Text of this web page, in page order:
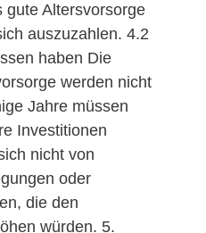
gute Altersvorsorge
auszuzahlen. 4.2
haben Die
werden nicht
Jahre müssen
Investitionen
nicht von
oder
die den
würden. 5.